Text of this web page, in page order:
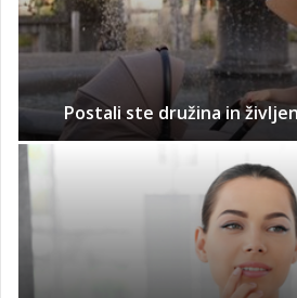
Postali ste družina in